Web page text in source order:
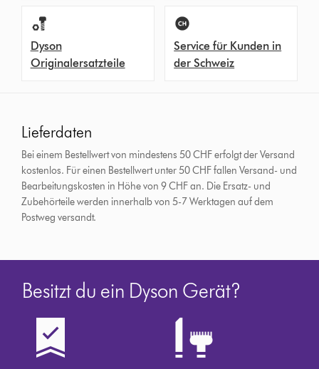
Dyson
Originalersatzteile
Service für Kunden in
der Schweiz
Lieferdaten
Bei einem Bestellwert von mindestens 50 CHF erfolgt der Versand
kostenlos. Für einen Bestellwert unter 50 CHF fallen Versand- und
Bearbeitungskosten in Höhe von 9 CHF an. Die Ersatz- und
Zubehörteile werden innerhalb von 5-7 Werktagen auf dem
Postweg versandt.
Besitzt du ein Dyson Gerät?